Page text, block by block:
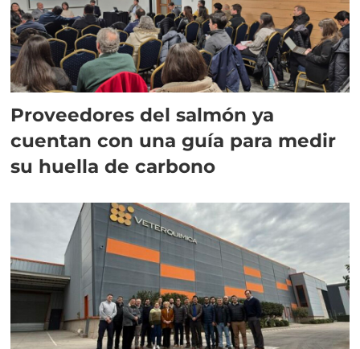
Proveedores del salmón ya
cuentan con una guía para medir
su huella de carbono